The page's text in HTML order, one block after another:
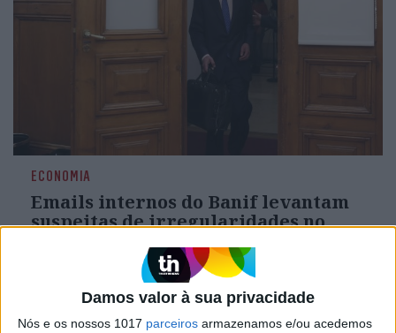
Damos valor à sua privacidade
Nós e os nossos 1017 parceiros armazenamos e/ou acedemos
ECONOMIA
Emails internos do Banif levantam
suspeitas de irregularidades no
Emails enviados ao Ministério Público mostram
que houve pressão da administração e direções
comerciais para os próprios funcionários
subscreverem ações e venderem a familiares